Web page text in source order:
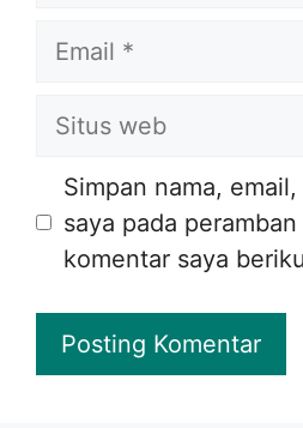
Email
Situs
Simpan nama,
saya pada
komentar saya